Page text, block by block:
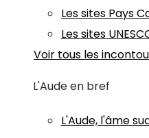
Les sites Pays
Les sites
Voir tous les
L'Aude en bref
L'Aude, l'âme